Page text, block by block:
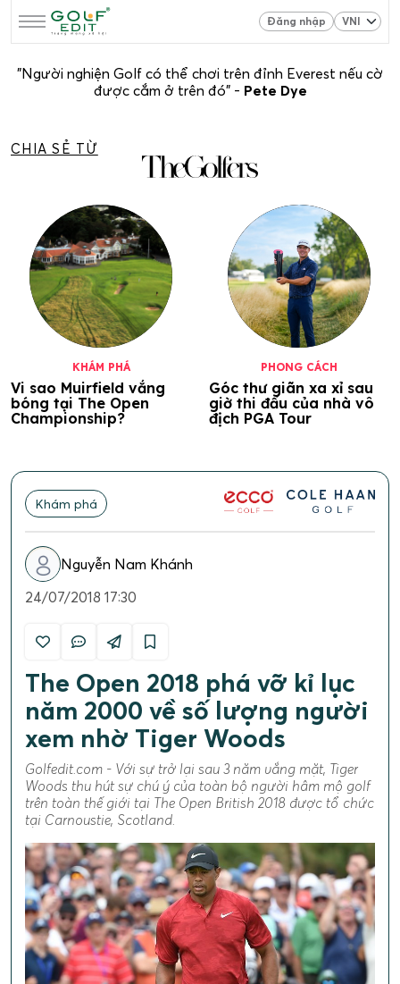
Đăng nhập
"Người nghiện Golf có thể chơi trên đỉnh Everest nếu cờ
được cắm ở trên đó" - Pete Dye
CHIA SẺ TỪ
KHÁM PHÁ
Vi sao Muirfield vắng
bóng tại The Open
Championship?
PHONG CÁCH
Góc thư giãn xa xỉ sau
giờ thi đấu của nhà vô
địch PGA Tour
Khám phá
Nguyễn Nam Khánh
24/07/2018 17:30
The Open 2018 phá vỡ kỉ lục
năm 2000 về số lượng người
xem nhờ Tiger Woods
Golfedit.com - Với sự trở lại sau 3 năm vắng mặt, Tiger
Woods thu hút sự chú ý của toàn bộ người hâm mộ golf
trên toàn thế giới tại The Open British 2018 được tổ chức
tại Carnoustie, Scotland.